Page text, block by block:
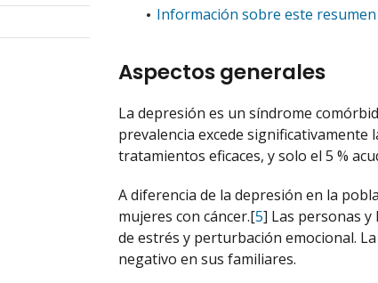
Información sobre este resumen
Aspectos generales
La depresión es un síndrome
prevalencia excede
tratamientos eficaces, y solo el 5 %
A diferencia de la depresión en la
mujeres con cáncer.[5] Las personas
de estrés y perturbación emocional.
negativo en sus familiares.